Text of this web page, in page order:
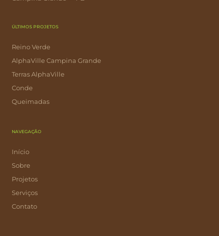
ÚLTIMOS PROJETOS
Reino Verde
AlphaVille Campina Grande
Terras AlphaVille
Conde
Queimadas
NAVEGAÇÃO
Início
Sobre
Projetos
Serviços
Contato